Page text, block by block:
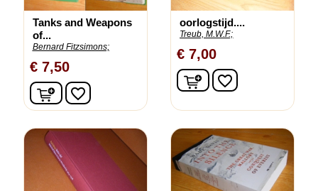
Tanks and Weapons
of...
Bernard Fitzsimons;
€ 7,50
In winkelwagen
favorite_border
oorlogstijd....
Treub, M.W.F.;
€ 7,00
In winkelwagen
favorite_border